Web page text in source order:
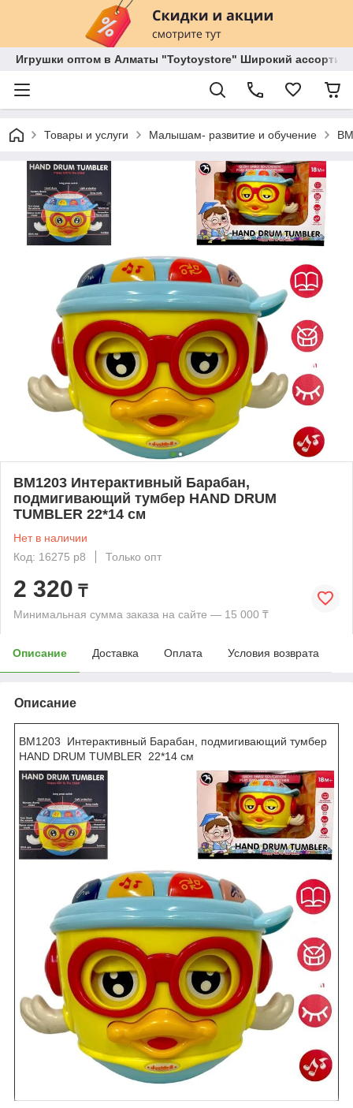
Игрушки оптом в Алматы "Toytoystore" Широкий
Товары и услуги Малышам- развитие и обучение
BM1203 Интерактивный Барабан,
подмигивающий тумбер HAND DRUM
TUMBLER 22*14 см
Нет в наличии
Код: 16275 р8
Только опт
2 320 ₸
Минимальная сумма заказа на сайте — 15 000 ₸
Описание Доставка Оплата Условия возврата
Описание
BM1203 Интерактивный Барабан, подмигивающий тумбер
HAND DRUM TUMBLER 22*14 см